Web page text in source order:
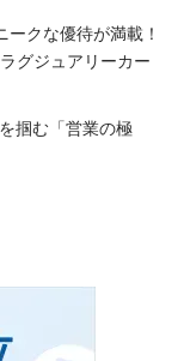
クな優待が満載！
グジュアリーカー
掴む「営業の極